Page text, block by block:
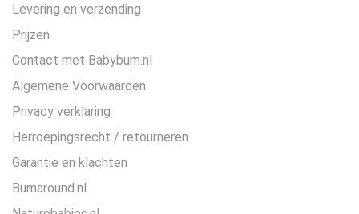
Levering en verzending
Prijzen
Contact met Babybum.nl
Algemene Voorwaarden
Privacy verklaring
Herroepingsrecht / retourneren
Garantie en klachten
Bumaround.nl